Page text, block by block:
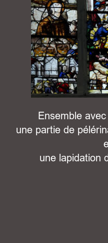
Ensemble
une partie de
une lapidation